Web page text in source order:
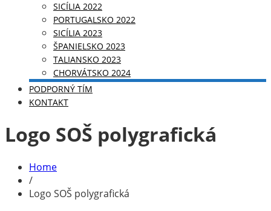
SICÍLIA 2022
PORTUGALSKO 2022
SICÍLIA 2023
ŠPANIELSKO 2023
TALIANSKO 2023
CHORVÁTSKO 2024
PODPORNÝ TÍM
KONTAKT
Logo SOŠ polygrafická
Home
/
Logo SOŠ polygrafická